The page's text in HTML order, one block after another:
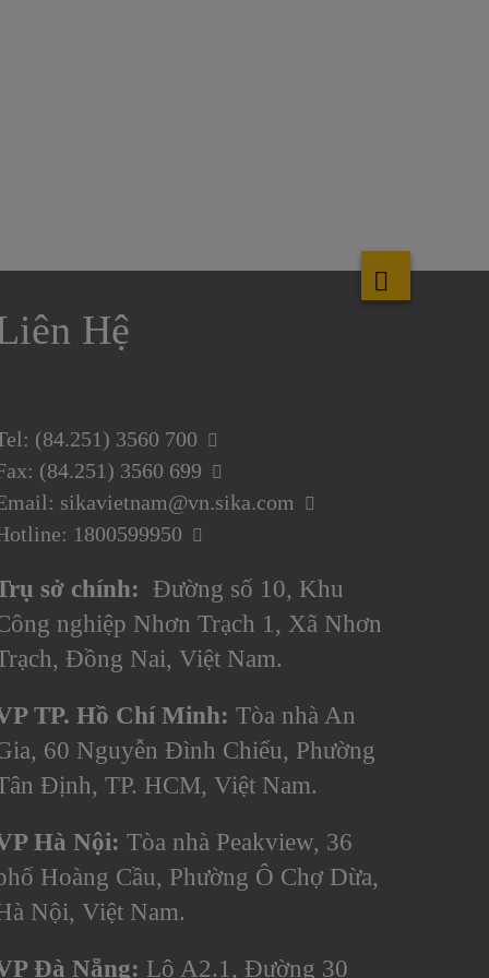
Hệ
(84.251) 3560 700
(84.251) 3560 699
sikavietnam@vn.sika.com
1800599950
sở chính: Đường số 10, Khu
nghiệp Nhơn Trạch 1, Xã Nhơn
Đồng Nai, Việt Nam.
TP. Hồ Chí Minh: Tòa nhà An
60 Nguyễn Đình Chiểu, Phường
Định, TP. HCM, Việt Nam.
Hà Nội: Tòa nhà Peakview, 36
Hoàng Cầu, Phường Ô Chợ Dừa,
Nội, Việt Nam.
Đà Nẵng: Lô A2.1, Đường 30